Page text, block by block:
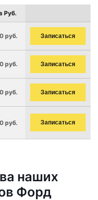
Руб.
руб. Записаться
руб. Записаться
руб. Записаться
руб. Записаться
наших
Форд